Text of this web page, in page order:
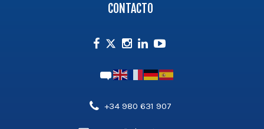
CONTACTO
Facebook
TwitterInstagram
LinkedinYoutube
Teléfono',
+34 980 631 907